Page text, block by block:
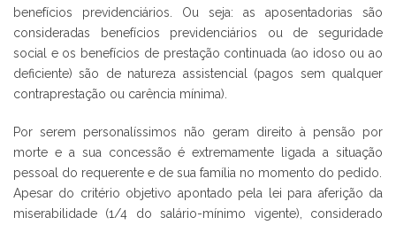
benefícios previdenciários. Ou seja: as aposentadorias são
consideradas benefícios previdenciários ou de seguridade
social e os benefícios de prestação continuada (ao idoso ou ao
deficiente) são de natureza assistencial (pagos sem qualquer
contraprestação ou carência mínima).
Por serem personalíssimos não geram direito à pensão por
morte e a sua concessão é extremamente ligada a situação
pessoal do requerente e de sua família no momento do pedido.
Apesar do critério objetivo apontado pela lei para aferição da
miserabilidade (1/4 do salário-mínimo vigente), considerado